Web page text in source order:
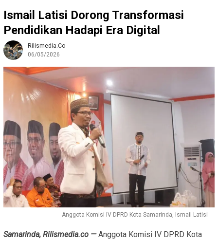
Ismail Latisi Dorong Transformasi
Pendidikan Hadapi Era Digital
Rilismedia.co
06/05/2026
Anggota Komisi IV DPRD Kota Samarinda, Ismail Latisi
Samarinda, Rilismedia.co —Anggota Komisi IV DPRD Kota